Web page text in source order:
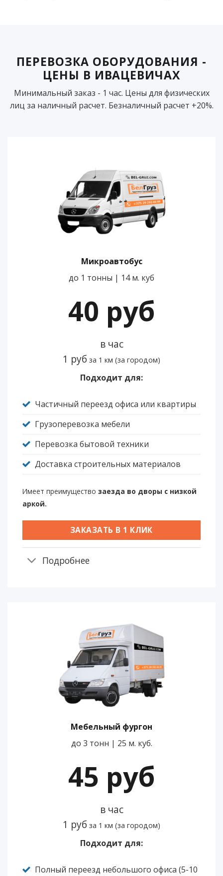
ПЕРЕВОЗКА ОБОРУДОВАНИЯ -
ЦЕНЫ В ИВАЦЕВИЧАХ
Минимальный заказ - 1 час. Цены для физических
лиц за наличный расчет. Безналичный расчет +20%.
Микроавтобус
до 1 тонны | 14 м. куб
40 руб
в час
1 руб за 1 км (за городом)
Подходит для:
Частичный переезд офиса или квартиры
Грузоперевозка мебели
Перевозка бытовой техники
Доставка строительных материалов
Имеет преимущество заезда во дворы с низкой
аркой.
ЗАКАЗАТЬ В 1 КЛИК
Подробнее
Мебельный фургон
до 3 тонн | 25 м. куб.
45 руб
в час
1 руб за 1 км (за городом)
Подходит для:
Полный переезд небольшого офиса (5-10